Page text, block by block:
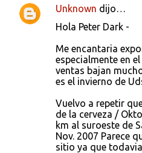
Unknown dijo…
Hola Peter Dark -
Me encantaria
especialmente en
ventas bajan
es el invierno de
Vuelvo a repetir
de la cerveza /
km al suroeste de
Nov. 2007 Parece
sitio ya que